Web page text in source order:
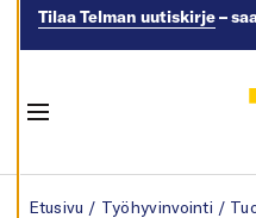
E
Tilaa Telman uutiskirje–
Etusivu / Työhyvinvointi /